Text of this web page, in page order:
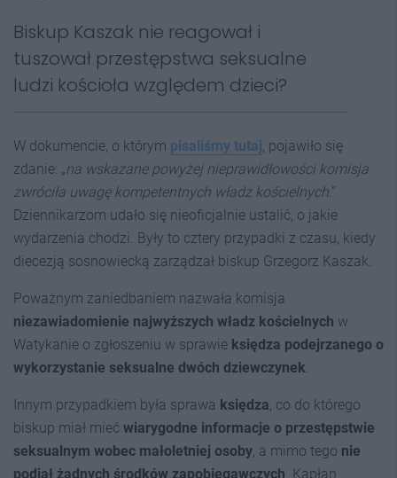
Biskup Kaszak nie reagował i
tuszował przestępstwa seksualne
ludzi kościoła względem dzieci?
W dokumencie, o którym pisaliśmy tutaj , pojawiło się
zdanie: „na wskazane powyżej nieprawidłowości komisja
zwróciła uwagę kompetentnych władz kościelnych .”
Dziennikarzom udało się nieoficjalnie ustalić, o jakie
wydarzenia chodzi. Były to cztery przypadki z czasu, kiedy
diecezją sosnowiecką zarządzał biskup Grzegorz Kaszak.
Poważnym zaniedbaniem nazwała komisja
niezawiadomienie najwyższych władz kościelnych w
Watykanie o zgłoszeniu w sprawie księdza podejrzanego o
wykorzystanie seksualne dwóch dziewczynek
Innym przypadkiem była sprawa księdza , co do którego
biskup miał mieć wiarygodne informacje o przestępstwie
seksualnym wobec małoletniej osoby , a mimo tego nie
podjął żadnych środków zapobiegawczych . Kapłan